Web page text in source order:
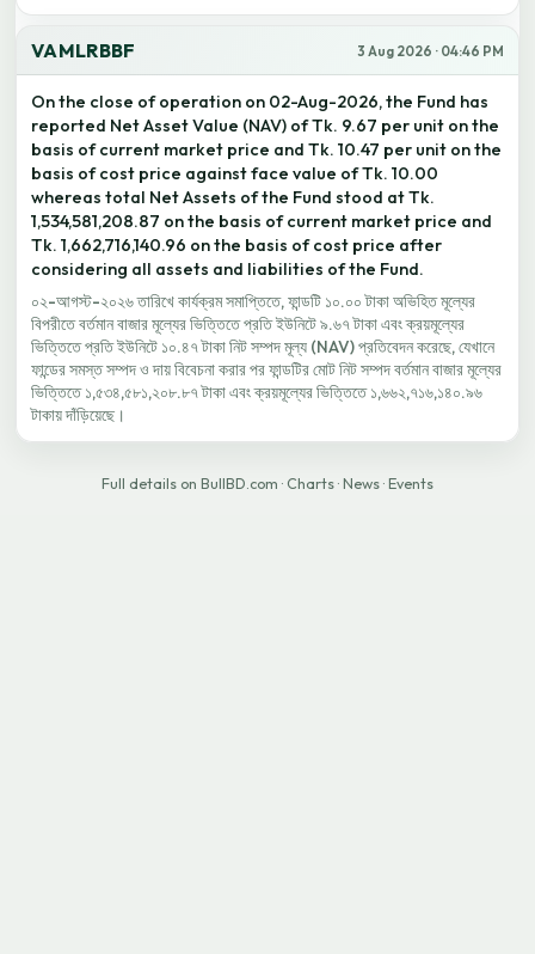
VAMLRBBF 3 Aug 2026 · 04:46 PM
On the close of operation on 02-Aug-2026, the Fund has
reported Net Asset Value (NAV) of Tk. 9.67 per unit on the
basis of current market price and Tk. 10.47 per unit on the
basis of cost price against face value of Tk. 10.00
whereas total Net Assets of the Fund stood at Tk.
1,534,581,208.87 on the basis of current market price and
Tk. 1,662,716,140.96 on the basis of cost price after
considering all assets and liabilities of the Fund.
০২-আগস্ট-২০২৬ তারিখে কার্যক্রম সমাপ্তিতে, ফান্ডটি ১০.০০ টাকা অভিহিত মূল্যের
বিপরীতে বর্তমান বাজার মূল্যের ভিত্তিতে প্রতি ইউনিটে ৯.৬৭ টাকা এবং ক্রয়মূল্যের
ভিত্তিতে প্রতি ইউনিটে ১০.৪৭ টাকা নিট সম্পদ মূল্য (NAV) প্রতিবেদন করেছে, যেখানে
ফান্ডের সমস্ত সম্পদ ও দায় বিবেচনা করার পর ফান্ডটির মোট নিট সম্পদ বর্তমান বাজার মূল্যের
ভিত্তিতে ১,৫৩৪,৫৮১,২০৮.৮৭ টাকা এবং ক্রয়মূল্যের ভিত্তিতে ১,৬৬২,৭১৬,১৪০.৯৬
টাকায় দাঁড়িয়েছে।
Full details on BullBD.com · Charts · News · Events